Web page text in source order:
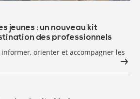
jeunes : un nouveau kit
des professionnels
orienter et accompagner les